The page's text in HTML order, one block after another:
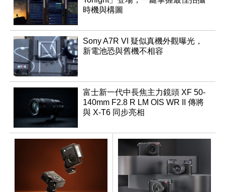
時機與構圖
Sony A7R VI 疑似真機外觀曝光，
新電池恐與舊機不相容
富士新一代中長焦主力鏡頭 XF 50-
140mm F2.8 R LM OIS WR II 傳將
與 X-T6 同步亮相